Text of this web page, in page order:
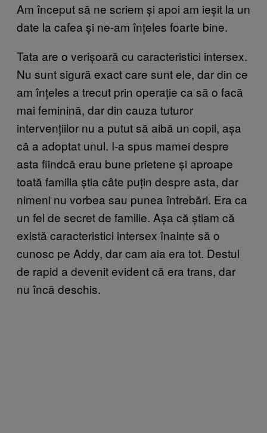
Am început să ne scriem și apoi am ieșit la un
date la cafea și ne-am înțeles foarte bine.
Tata are o verișoară cu caracteristici intersex.
Nu sunt sigură exact care sunt ele, dar din ce
am înțeles a trecut prin operație ca să o facă
mai feminină, dar din cauza tuturor
intervențiilor nu a putut să aibă un copil, așa
că a adoptat unul. I-a spus mamei despre
asta fiindcă erau bune prietene și aproape
toată familia știa câte puțin despre asta, dar
nimeni nu vorbea sau punea întrebări. Era ca
un fel de secret de familie. Așa că știam că
există caracteristici intersex înainte să o
cunosc pe Addy, dar cam aia era tot. Destul
de rapid a devenit evident că era trans, dar
nu încă deschis.